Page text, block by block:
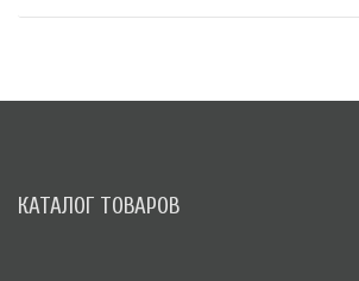
КАТАЛОГ ТОВАРОВ